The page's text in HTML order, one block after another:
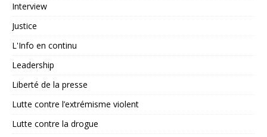
Interview
Justice
L'Info en continu
Leadership
Liberté de la presse
Lutte contre l’extrémisme violent
Lutte contre la drogue